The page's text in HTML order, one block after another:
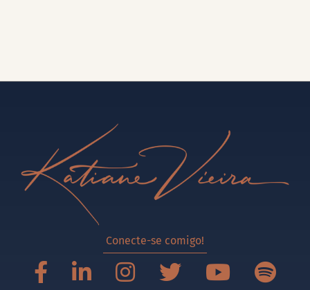
Conecte-se comigo!